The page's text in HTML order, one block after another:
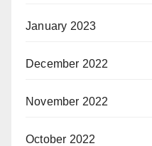
January 2023
December 2022
November 2022
October 2022